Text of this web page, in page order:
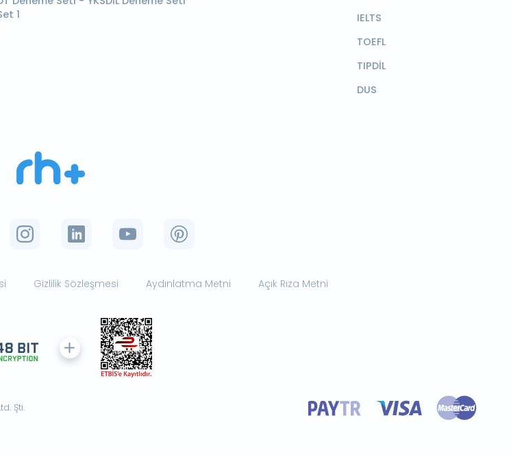
1
IELTS
TOEFL
TIPDİL
DUS
Gizlilik Sözleşmesi Aydınlatma Metni Açık Rıza Metni
Şti.